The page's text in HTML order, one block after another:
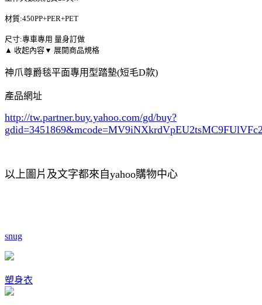
材質:450PP+PER+PET
尺寸:專車專用 量身訂做
▲ 收起內容▼ 展開商品規格
神爪尊爵毯平面專用型踏墊(短毛D款)
產品網址
http://tw.partner.buy.yahoo.com/gd/buy?
gdid=3451869
以上圖片及文字都來自yahoo購物中心
snug
塑身衣